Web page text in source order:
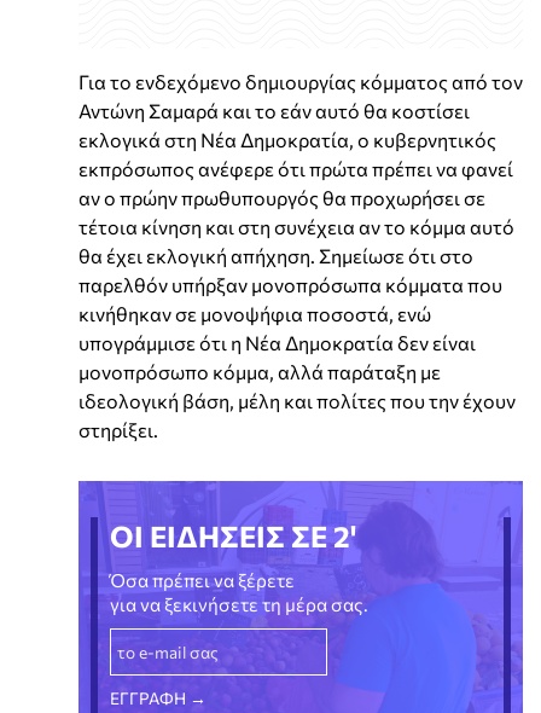
Για το ενδεχόμενο δημιουργίας κόμματος από τον
Αντώνη Σαμαρά και το εάν αυτό θα κοστίσει
εκλογικά στη Νέα Δημοκρατία, ο κυβερνητικός
εκπρόσωπος ανέφερε ότι πρώτα πρέπει να φανεί
αν ο πρώην πρωθυπουργός θα προχωρήσει σε
τέτοια κίνηση και στη συνέχεια αν το κόμμα αυτό
θα έχει εκλογική απήχηση. Σημείωσε ότι στο
παρελθόν υπήρξαν μονοπρόσωπα κόμματα που
κινήθηκαν σε μονοψήφια ποσοστά, ενώ
υπογράμμισε ότι η Νέα Δημοκρατία δεν είναι
μονοπρόσωπο κόμμα, αλλά παράταξη με
ιδεολογική βάση, μέλη και πολίτες που την έχουν
στηρίξει.
ΟΙ ΕΙΔΗΣΕΙΣ ΣΕ 2'
Όσα πρέπει να ξέρετε
για να ξεκινήσετε τη μέρα σας.